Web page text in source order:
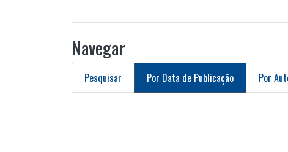
Navegar
Pesquisar Por Data de Publicação Por